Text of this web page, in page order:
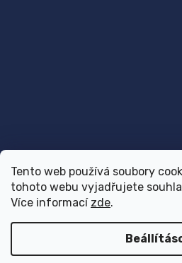
Tento web používá soubory
tohoto webu vyjadřujete
Více informací zde.
Kövessen minket az
Copyright 2026Dr.Vet.